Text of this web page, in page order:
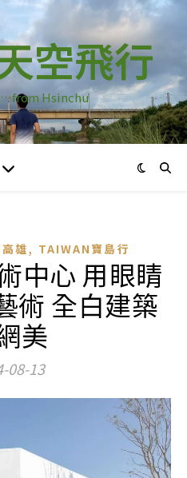
空飛行
…from Hsinchu
雄, TAIWAN寶島行
中心 用眼睛
術 全白建築
美
08-13